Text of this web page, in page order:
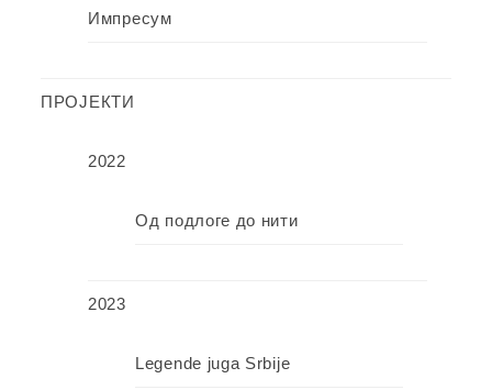
Импресум
ПРОЈЕКТИ
2022
Од подлоге до нити
2023
Legende juga Srbije